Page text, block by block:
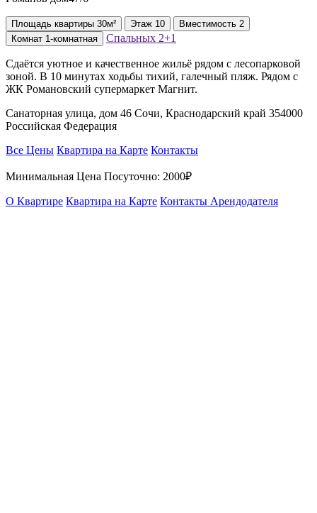
Площадь квартиры 30м² Этаж 10 Вместимость 2
Комнат 1-комнатная Спальных 2+1
Сдаётся уютное и качественное жильё рядом с лесопарковой
зоной. В 10 минутах ходьбы тихий, галечный пляж. Рядом с
ЖК Романовский супермаркет Магнит.
Санаторная улица, дом 46 Сочи, Краснодарский край 354000
Российская Федерация
Все Цены Квартира на Карте Контакты
Минимальная Цена Посуточно: 2000₽
О Квартире Квартира на Карте Контакты Арендодателя